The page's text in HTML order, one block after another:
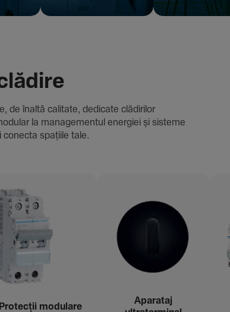
de înaltă cali­tate, dedi­cate clădi­rilor
la managementul energiei și sisteme
spațiile tale.
Protecții modu­lare
Aparataj